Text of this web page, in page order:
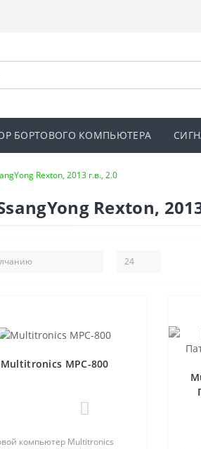
БОРТОВОГО КОМПЬЮТЕРА
Rexton, 2013 г.в., 2.0
Rexton,
Multitronics MPC-800
компьютер Multitronics